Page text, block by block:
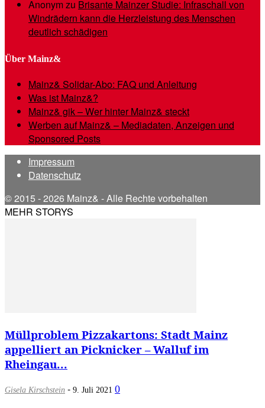
Anonymzu Brisante Mainzer Studie: Infraschall von
Windrädern kann die Herzleistung des Menschen
deutlich schädigen
Über Mainz&
Mainz& Solidar-Abo: FAQ und Anleitung
Was ist Mainz&?
Mainz& gik – Wer hinter Mainz& steckt
Werben auf Mainz& – Mediadaten, Anzeigen und
Sponsored Posts
Impressum
Datenschutz
© 2015 - 2026 Mainz& - Alle Rechte vorbehalten
MEHR STORYS
Müllproblem Pizzakartons: Stadt Mainz
appelliert an Picknicker – Walluf im
Rheingau...
Gisela Kirschstein - 9. Juli 2021 0